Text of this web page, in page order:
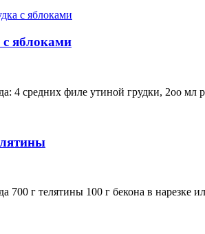
яблоками
4 средних филе утиной грудки, 2оо мл
700 г телятины 100 г бекона в нарезке